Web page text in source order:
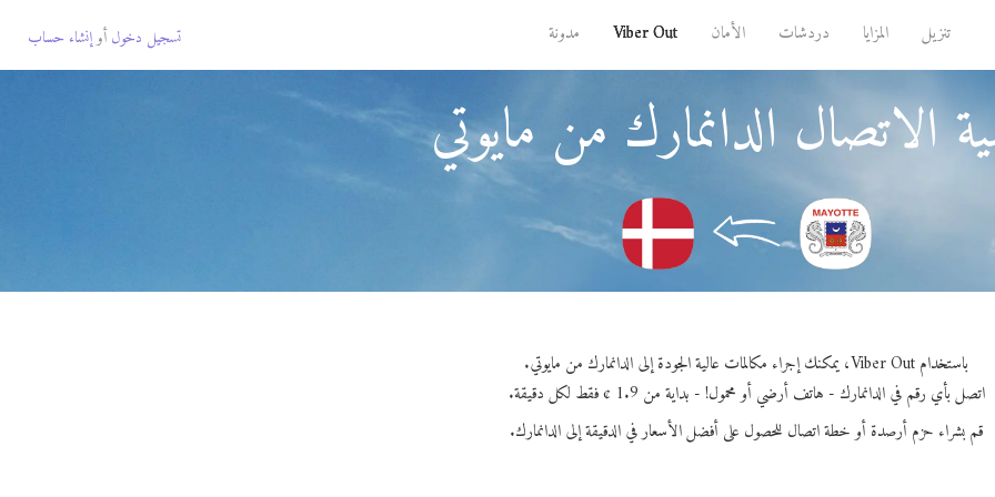
تنزيل المزايا دردشات الأمان Viber Out مدونة تسجيل دخول أوإنشاء حساب
الاتصال الدانمارك من مايوتي
باستخدام Viber Out، يمكنك إجراء مكالمات عالية الجودة إلى الدانمارك من مايوتي.
اتصل بأي رقم في الدانمارك - هاتف أرضي أو محمول! - بداية من 1.9 ¢ فقط لكل دقيقة.
قم بشراء حزم أرصدة أو خطة اتصال للحصول على أفضل الأسعار في الدقيقة إلى الدانمارك.